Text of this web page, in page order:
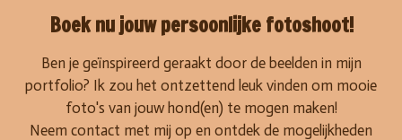
Boek nu jouw persoonlijke fotoshoot!
Ben je geïnspireerd geraakt door de beelden in mijn
portfolio? Ik zou het ontzettend leuk vinden om mooie
foto's van jouw hond(en) te mogen maken!
Neem contact met mij op en ontdek de mogelijkheden